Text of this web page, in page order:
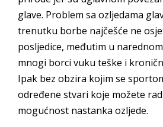
glave. Problem sa ozljedama
trenutku borbe najčešće ne
posljedice, međutim u
mnogi borci vuku teške i
Ipak bez obzira kojim se
određene stvari koje možete
mogućnost nastanka ozljede.